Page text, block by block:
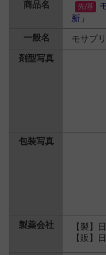
新」
モサプ
【製】
【販】